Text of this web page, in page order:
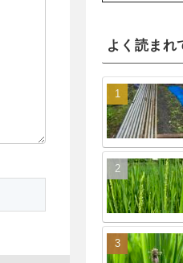
よく読まれ